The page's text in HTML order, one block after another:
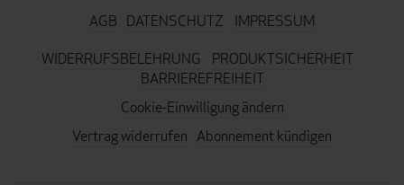
AGB DATENSCHUTZ
IMPRESSUM
WIDERRUFSBELEHRUNG
PRODUKTSICHERHEIT
BARRIEREFREIHEIT
Cookie-Einwilligung ändern
Vertrag widerrufen Abonnement kündigen